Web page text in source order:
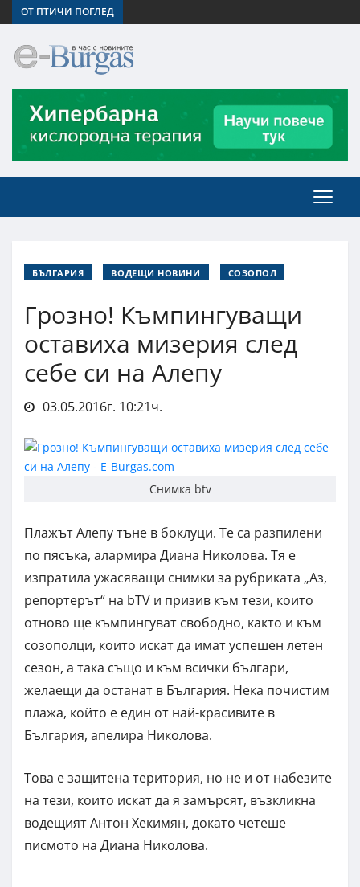
ОТ ПТИЧИ ПОГЛЕД
БЪЛГАРИЯ ВОДЕЩИ НОВИНИ СОЗОПОЛ
Грозно! Къмпингуващи
оставиха мизерия след
себе си на Алепу
03.05.2016г. 10:21ч.
Снимка btv
Плажът Алепу тъне в боклуци. Те са разпилени
по пясъка, алармира Диана Николова. Тя е
изпратила ужасяващи снимки за рубриката „Аз,
репортерът“ на bTV и призив към тези, които
отново ще къмпингуват свободно, както и към
созополци, които искат да имат успешен летен
сезон, а така също и към всички българи,
желаещи да останат в България. Нека почистим
плажа, който е един от най-красивите в
България, апелира Николова.
Това е защитена територия, но не и от набезите
на тези, които искат да я замърсят, възкликна
водещият Антон Хекимян, докато четеше
писмото на Диана Николова.